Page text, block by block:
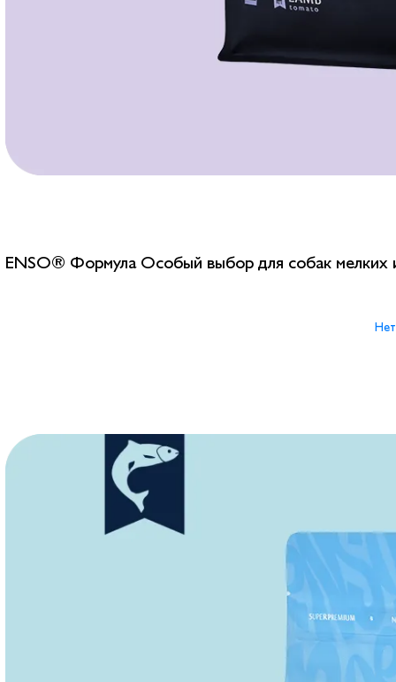
ENSO® Формула Особый выбор для собак мелких